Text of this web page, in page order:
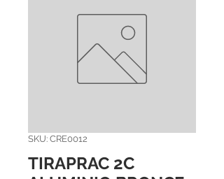
SKU: CRE0012
TIRAPRAC 2C